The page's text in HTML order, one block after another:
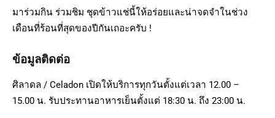
มาร่วมกิน ร่วมชิม ชุดข้าวแช่นี้ให้อร่อยและน่าจดจำในช่วง
เดือนที่ร้อนที่สุดของปีกันเถอะครับ !
ข้อมูลติดต่อ
ศิลาดล / Celadon เปิดให้บริการทุกวันตั้งแต่เวลา 12.00 –
15.00 น. รับประทานอาหารเย็นตั้งแต่ 18:30 น. ถึง 23:00 น.